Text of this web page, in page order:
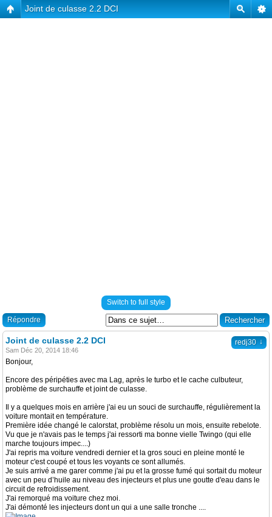
Joint de culasse 2.2 DCI
Switch to full style
Répondre
redj30 ↓
Joint de culasse 2.2 DCI
Sam Déc 20, 2014 18:46
Bonjour,
Encore des péripéties avec ma Lag, après le turbo et le cache culbuteur,
problème de surchauffe et joint de culasse.
Il y a quelques mois en arrière j'ai eu un souci de surchauffe, régulièrement la
voiture montait en température.
Première idée changé le calorstat, problème résolu un mois, ensuite rebelote.
Vu que je n'avais pas le temps j'ai ressorti ma bonne vielle Twingo (qui elle
marche toujours impec....)
J'ai repris ma voiture vendredi dernier et la gros souci en pleine monté le
moteur c'est coupé et tous les voyants ce sont allumés.
Je suis arrivé a me garer comme j'ai pu et la grosse fumé qui sortait du moteur
avec un peu d’huile au niveau des injecteurs et plus une goutte d'eau dans le
circuit de refroidissement.
J'ai remorqué ma voiture chez moi.
J'ai démonté les injecteurs dont un qui a une salle tronche ....